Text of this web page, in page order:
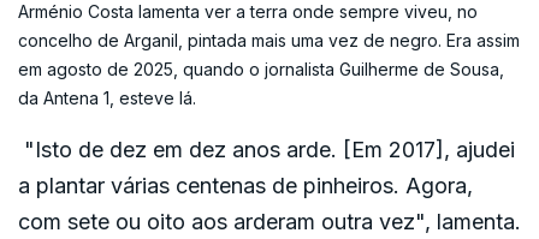
Arménio Costa lamenta ver a terra onde sempre viveu, no
concelho de Arganil, pintada mais uma vez de negro. Era assim
em agosto de 2025, quando o jornalista Guilherme de Sousa,
da Antena 1, esteve lá.
"Isto de dez em dez anos arde. [Em 2017], ajudei
a plantar várias centenas de pinheiros. Agora,
com sete ou oito aos arderam outra vez", lamenta.